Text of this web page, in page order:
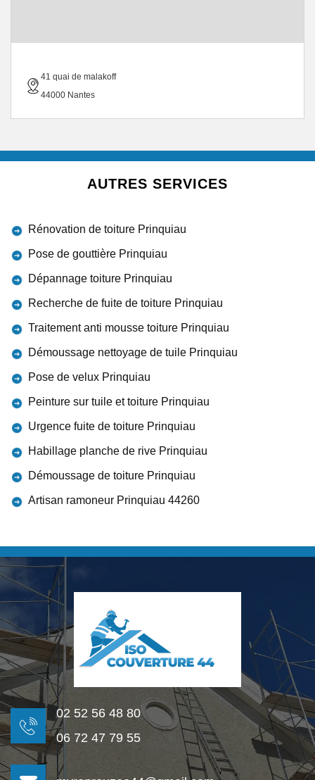
41 quai de malakoff
44000 Nantes
AUTRES SERVICES
Rénovation de toiture Prinquiau
Pose de gouttière Prinquiau
Dépannage toiture Prinquiau
Recherche de fuite de toiture Prinquiau
Traitement anti mousse toiture Prinquiau
Démoussage nettoyage de tuile Prinquiau
Pose de velux Prinquiau
Peinture sur tuile et toiture Prinquiau
Urgence fuite de toiture Prinquiau
Habillage planche de rive Prinquiau
Démoussage de toiture Prinquiau
Artisan ramoneur Prinquiau 44260
02 52 56 48 80
06 72 47 79 55